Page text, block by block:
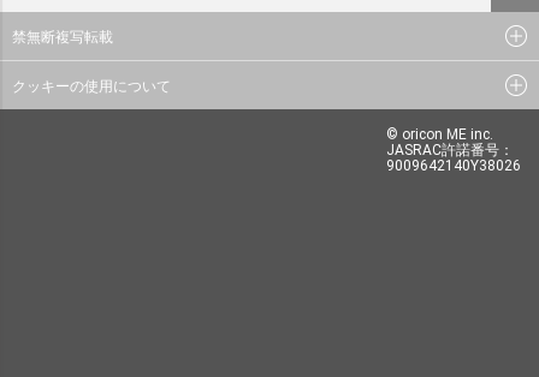
禁無断複写転載
クッキーの使用について
© oricon ME inc.
JASRAC許諾番号：
9009642140Y38026